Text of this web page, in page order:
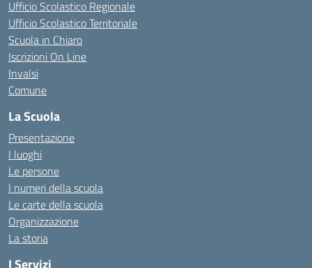
Ufficio Scolastico Regionale
Ufficio Scolastico Territoriale
Scuola in Chiaro
Iscrizioni On Line
Invalsi
Comune
La Scuola
Presentazione
I luoghi
Le persone
I numeri della scuola
Le carte della scuola
Organizzazione
La storia
I Servizi